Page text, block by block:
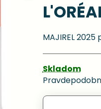
MAJIREL
Skladom